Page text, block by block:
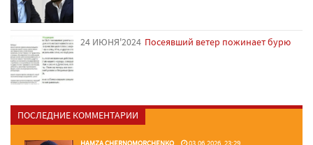
24 ИЮНЯ'2024 Посеявший ветер пожинает бурю
ПОСЛЕДНИЕ КОММЕНТАРИИ
HAMZA CHERNOMORCHENKO 03.06.2026, 23:29